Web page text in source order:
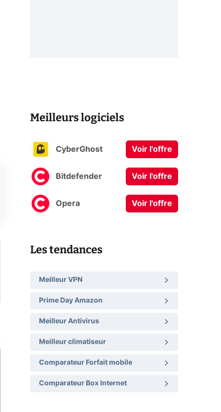
Meilleurs logiciels
CyberGhost Voir l'offre
Bitdefender Voir l'offre
Opera Voir l'offre
Les tendances
Meilleur VPN
Prime Day Amazon
Meilleur Antivirus
Meilleur climatiseur
Comparateur Forfait mobile
Comparateur Box Internet